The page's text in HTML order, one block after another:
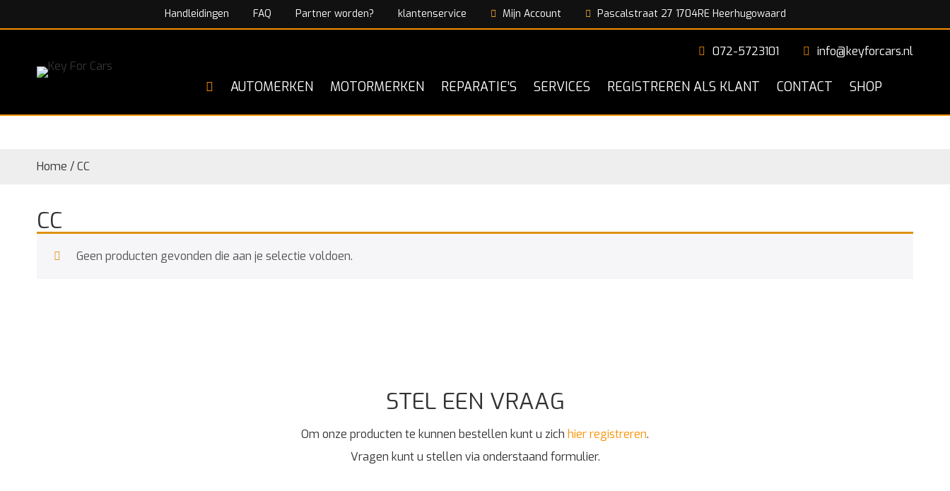
Handleidingen FAQ Partner worden? klantenservice Mijn Account Pascalstraat 27 1704RE Heerhugowaard
072-5723101 info@keyforcars.nl
AUTOMERKEN MOTORMERKEN REPARATIE’S SERVICES REGISTREREN ALS KLANT CONTACT SHOP
Home /CC
CC
Geen producten gevonden die aan je selectie voldoen.
STEL EEN VRAAG
Om onze producten te kunnen bestellen kunt u zich hier registreren.
Vragen kunt u stellen via onderstaand formulier.